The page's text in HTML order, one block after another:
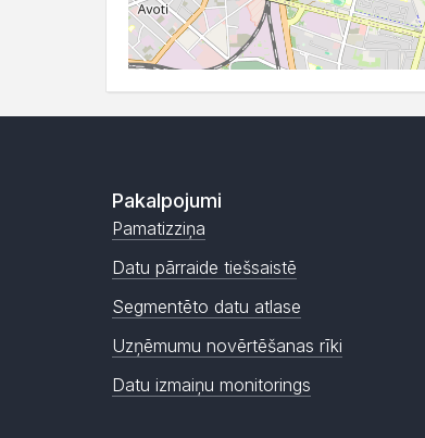
Pakalpojumi
Pamatizziņa
Datu pārraide tiešsaistē
Segmentēto datu atlase
Uzņēmumu novērtēšanas rīki
Datu izmaiņu monitorings